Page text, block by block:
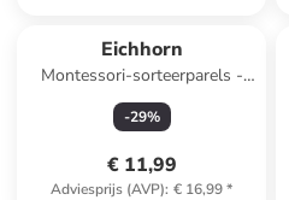
Eichhorn
Montessori-sorteerparels -
vanaf 4 jaar
-29%
€ 11,99
Adviesprijs (AVP): € 16,99*